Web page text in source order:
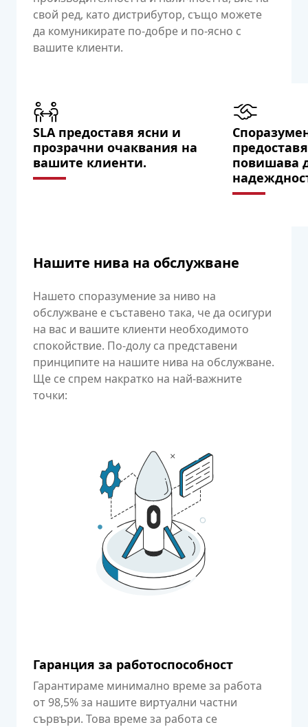
свой ред, като дистрибутор, също можете
да комуникирате по-добре и по-ясно с
вашите клиенти.
SLA предоставя ясни и
прозрачни очаквания на
вашите клиенти.
повишава
Нашите нива на обслужване
Нашето споразумение за ниво на
обслужване е съставено така, че да осигури
на вас и вашите клиенти необходимото
спокойствие. По-долу са представени
принципите на нашите нива на обслужване.
Ще се спрем накратко на най-важните
точки:
Гаранция за работоспособност
Гарантираме минимално време за работа
от 98,5% за нашите виртуални частни
сървъри. Това време за работа се